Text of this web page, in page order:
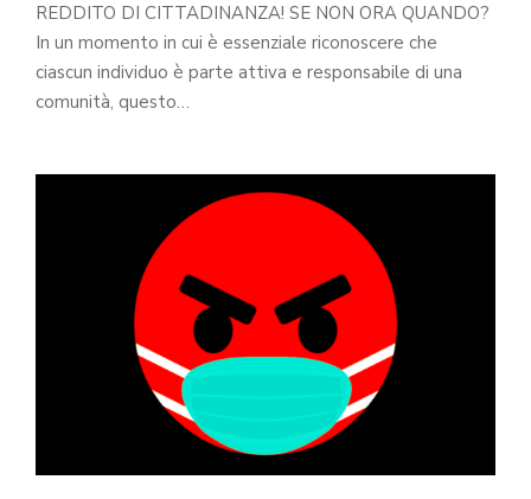
REDDITO DI CITTADINANZA! SE NON ORA QUANDO?
In un momento in cui è essenziale riconoscere che
ciascun individuo è parte attiva e responsabile di una
comunità, questo…